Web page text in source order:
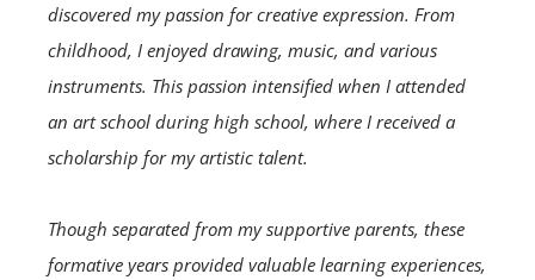
discovered my passion for creative expression. From
childhood, I enjoyed drawing, music, and various
instruments. This passion intensified when I attended
an art school during high school, where I received a
scholarship for my artistic talent.
Though separated from my supportive parents, these
formative years provided valuable learning experiences,